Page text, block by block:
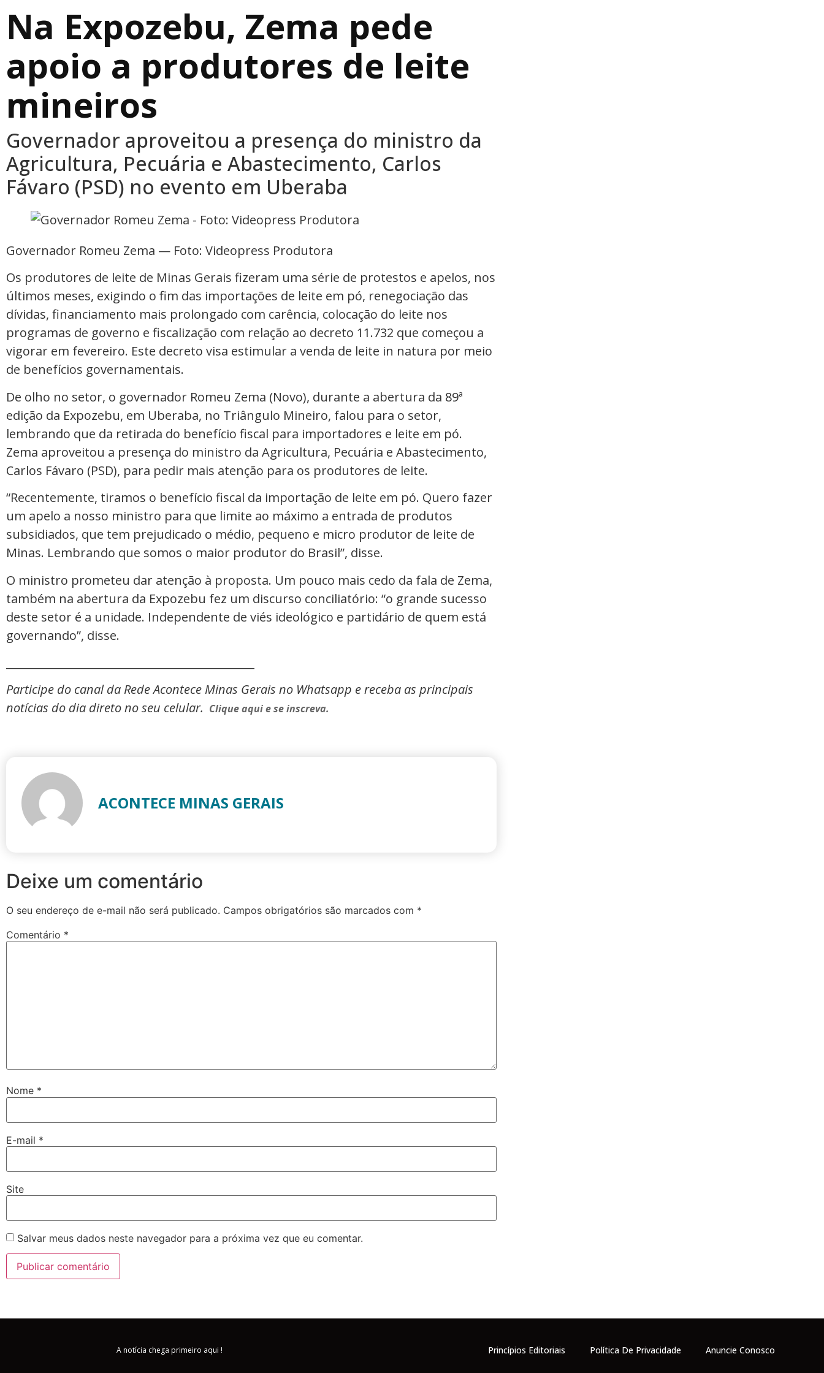
Na Expozebu, Zema pede
apoio a produtores de leite
mineiros
Governador aproveitou a presença do ministro da
Agricultura, Pecuária e Abastecimento, Carlos
Fávaro (PSD) no evento em Uberaba
Governador Romeu Zema — Foto: Videopress Produtora
Os produtores de leite de Minas Gerais fizeram uma série de protestos e apelos, nos
últimos meses, exigindo o fim das importações de leite em pó, renegociação das
dívidas, financiamento mais prolongado com carência, colocação do leite nos
programas de governo e fiscalização com relação ao decreto 11.732 que começou a
vigorar em fevereiro. Este decreto visa estimular a venda de leite in natura por meio
de benefícios governamentais.
De olho no setor, o governador Romeu Zema (Novo), durante a abertura da 89ª
edição da Expozebu, em Uberaba, no Triângulo Mineiro, falou para o setor,
lembrando que da retirada do benefício fiscal para importadores e leite em pó.
Zema aproveitou a presença do ministro da Agricultura, Pecuária e Abastecimento,
Carlos Fávaro (PSD), para pedir mais atenção para os produtores de leite.
“Recentemente, tiramos o benefício fiscal da importação de leite em pó. Quero fazer
um apelo a nosso ministro para que limite ao máximo a entrada de produtos
subsidiados, que tem prejudicado o médio, pequeno e micro produtor de leite de
Minas. Lembrando que somos o maior produtor do Brasil”, disse.
O ministro prometeu dar atenção à proposta. Um pouco mais cedo da fala de Zema,
também na abertura da Expozebu fez um discurso conciliatório: “o grande sucesso
deste setor é a unidade. Independente de viés ideológico e partidário de quem está
governando”, disse.
Participe do canal da Rede Acontece Minas Gerais no Whatsapp e receba as principais
notícias do dia direto no seu celular. Clique aqui e se inscreva.
ACONTECE MINAS GERAIS
Deixe um comentário
O seu endereço de e-mail não será publicado. Campos obrigatórios são marcados com *
Comentário *
Nome *
E-mail *
Site
Salvar meus dados neste navegador para a próxima vez que eu comentar.
A notícia chega primeiro aqui ! Princípios Editoriais Política De Privacidade Anuncie Conosco